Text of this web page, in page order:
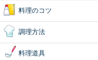
料理のコツ
調理方法
料理道具